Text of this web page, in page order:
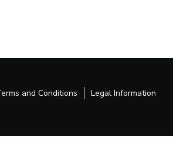
and Conditions Legal Information